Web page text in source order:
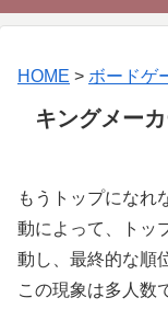
HOME > ボードゲ
キングメー
もうトップになれ
動によって、トッ
動し、最終的な順
この現象は多人数